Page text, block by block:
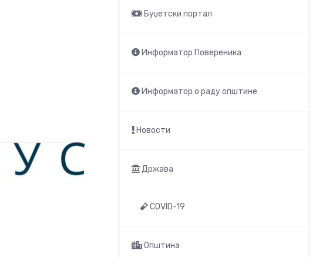
Буџетски портал
Информатор Повереника
Информатор о раду општине
Новости
Држава
COVID-19
Општина